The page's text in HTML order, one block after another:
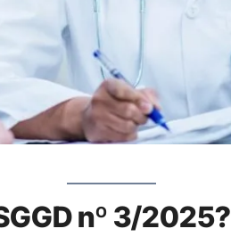
nº 3/2025?